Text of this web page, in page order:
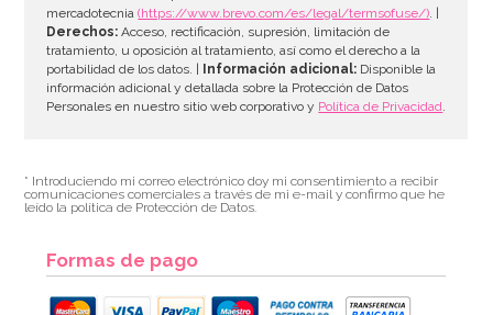
mercadotecnia(https://www.brevo.com/es/legal/termsofuse/). |
Derechos: Acceso, rectificación, supresión, limitación de
tratamiento, u oposición al tratamiento, así como el derecho a la
portabilidad de los datos. |
Información adicional: Disponible la
información adicional y detallada sobre la Protección de Datos
Personales en nuestro sitio web corporativo y Política de Privacidad.
* Introduciendo mi correo electrónico doy mi consentimiento a recibir
comunicaciones comerciales a través de mi e-mail y confirmo que he
leído la política de Protección de Datos.
Formas de pago